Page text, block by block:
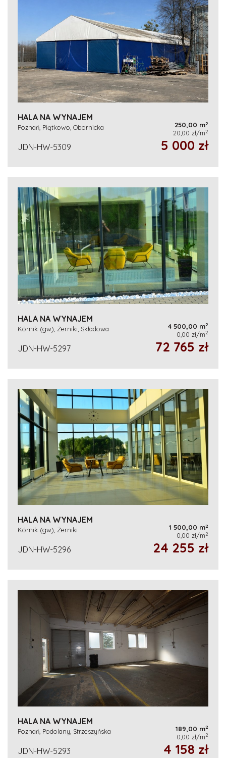
HALA NA WYNAJEM
Poznań, Piątkowo, Obornicka 250,00 m2
20,00 zł/m2
JDN-HW-5309 5 000 zł
HALA NA WYNAJEM
Kórnik (gw), Żerniki, Składowa 4 500,00 m2
0,00 zł/m2
JDN-HW-5297 72 765 zł
HALA NA WYNAJEM
Kórnik (gw), Żerniki 1 500,00 m2
0,00 zł/m2
JDN-HW-5296 24 255 zł
HALA NA WYNAJEM
Poznań, Podolany, Strzeszyńska 189,00 m2
0,00 zł/m2
JDN-HW-5293 4 158 zł